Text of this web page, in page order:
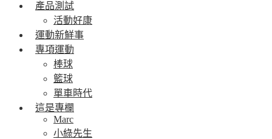
產品測試
活動好康
運動新鮮事
專項運動
棒球
籃球
單車時代
這是專欄
Marc
小綠先生